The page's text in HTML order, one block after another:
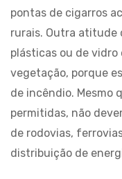
pontas de cigarros
rurais. Outra atitude
plásticas ou de vidro
vegetação, porque
de incêndio. Mesmo
permitidas, não
de rodovias,
distribuição de